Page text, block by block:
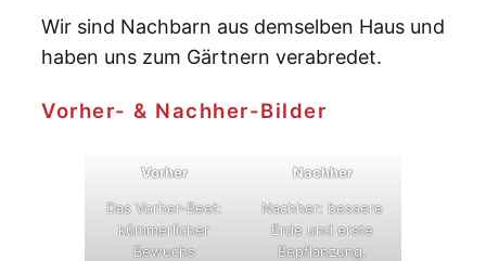
Wir sind Nachbarn aus demselben Haus und
haben uns zum Gärtnern verabredet.
Vorher- & Nachher-Bilder
Vorher
Das Vorher-Beet:
kümmerlicher
Bewuchs
Nachher
Nachher: bessere
Erde und erste
Bepflanzung.